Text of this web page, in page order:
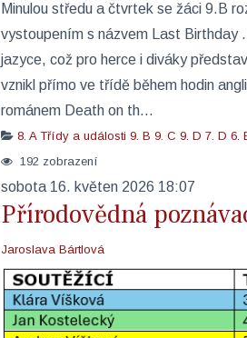
Minulou středu a čtvrtek se žáci 9.B
vystoupením s názvem Last Birthday
jazyce, což pro herce i diváky
vznikl přímo ve třídě během hodin
románem Death on th...
8. A Třídy a události 9. B 9. C 9. D 7. D 6.
192 zobrazení
sobota 16. květen 2026 18:07
Přírodovědná
Jaroslava Bártlová